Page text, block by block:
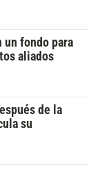
un fondo para
aliados
de la
su